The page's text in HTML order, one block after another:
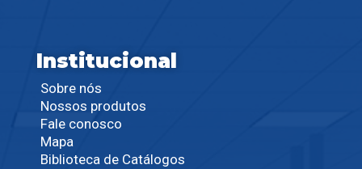
Institucional
Sobre nós
Nossos produtos
Fale conosco
Mapa
Biblioteca de Catálogos